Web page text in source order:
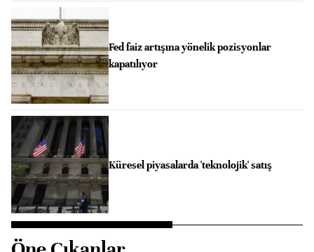
Fed faiz artışına yönelik pozisyonlar
kapatılıyor
Küresel piyasalarda 'teknolojik' satış